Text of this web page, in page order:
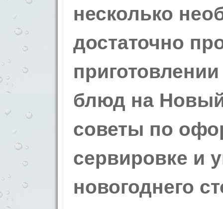
несколько
достаточно
блюд на
советы по
сервировке и
новогоднего